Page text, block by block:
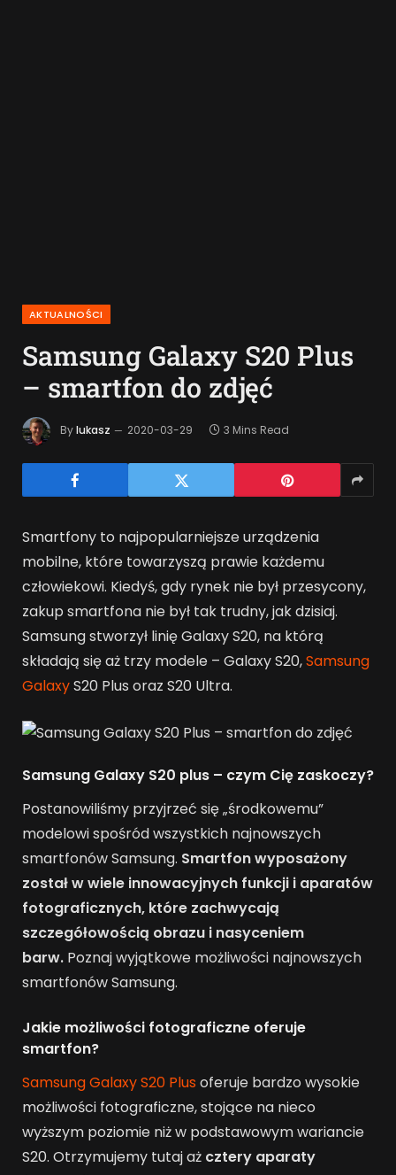
AKTUALNOŚCI
Samsung Galaxy S20 Plus
– smartfon do zdjęć
Bylukasz 2020-03-29 3 Mins Read
Smartfony to najpopularniejsze urządzenia
mobilne, które towarzyszą prawie każdemu
człowiekowi. Kiedyś, gdy rynek nie był przesycony,
zakup smartfona nie był tak trudny, jak dzisiaj.
Samsung stworzył linię Galaxy S20, na którą
składają się aż trzy modele – Galaxy S20,Samsung
GalaxyS20 Plus oraz S20 Ultra.
Samsung Galaxy S20 plus – czym Cię zaskoczy?
Postanowiliśmy przyjrzeć się „środkowemu”
modelowi spośród wszystkich najnowszych
smartfonów Samsung. Smartfon wyposażony
został w wiele innowacyjnych funkcji i aparatów
fotograficznych, które zachwycają
szczegółowością obrazu i nasyceniem
barw. Poznaj wyjątkowe możliwości najnowszych
smartfonów Samsung.
Jakie możliwości fotograficzne oferuje
smartfon?
Samsung Galaxy S20 Plus oferuje bardzo wysokie
możliwości fotograficzne, stojące na nieco
wyższym poziomie niż w podstawowym wariancie
S20. Otrzymujemy tutaj aż cztery aparaty